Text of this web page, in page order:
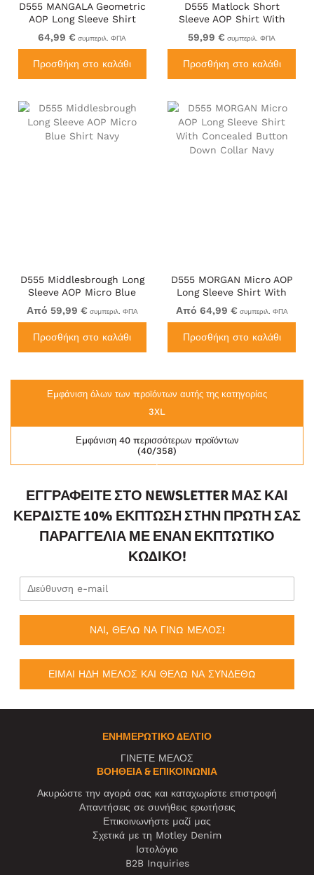
D555 MANGALA Geometric
AOP Long Sleeve Shirt
With Concealed Button
Down Collar Navy
64,99 € συμπεριλ. ΦΠΑ
Προσθήκη στο καλάθι
D555 Matlock Short
Sleeve AOP Shirt With
Hidden Button Down
Black
59,99 € συμπεριλ. ΦΠΑ
Προσθήκη στο καλάθι
D555 Middlesbrough Long
Sleeve AOP Micro Blue
Shirt Navy
Από 59,99 € συμπεριλ. ΦΠΑ
Προσθήκη στο καλάθι
D555 MORGAN Micro AOP
Long Sleeve Shirt With
Concealed Button Down
Collar Navy
Από 64,99 € συμπεριλ. ΦΠΑ
Προσθήκη στο καλάθι
Εμφάνιση όλων των προϊόντων αυτής της κατηγορίας
3XL
(40/358)
Εμφάνιση 40 περισσότερων προϊόντων
ΕΓΓΡΑΦΕΊΤΕ ΣΤΟ NEWSLETTER ΜΑΣ ΚΑΙ
ΚΕΡΔΊΣΤΕ 10% ΈΚΠΤΩΣΗ ΣΤΗΝ ΠΡΏΤΗ ΣΑΣ
ΠΑΡΑΓΓΕΛΊΑ ΜΕ ΈΝΑΝ ΕΚΠΤΩΤΙΚΌ
ΚΩΔΙΚΌ!
ΝΑΙ, ΘΕΛΩ ΝΑ ΓΙΝΩ ΜΕΛΟΣ!
ΕΙΜΑΙ ΗΔΗ ΜΕΛΟΣ ΚΑΙ ΘΕΛΩ ΝΑ ΣΥΝΔΕΘΩ
ΕΝΗΜΕΡΩΤΙΚΌ ΔΕΛΤΊΟ
ΓΙΝΕΤΕ ΜΕΛΟΣ
ΒΟΉΘΕΙΑ & ΕΠΙΚΟΙΝΩΝΊΑ
Ακυρώστε την αγορά σας και καταχωρίστε επιστροφή
Απαντήσεις σε συνήθεις ερωτήσεις
Επικοινωνήστε μαζί μας
Σχετικά με τη Motley Denim
Ιστολόγιο
B2B Inquiries